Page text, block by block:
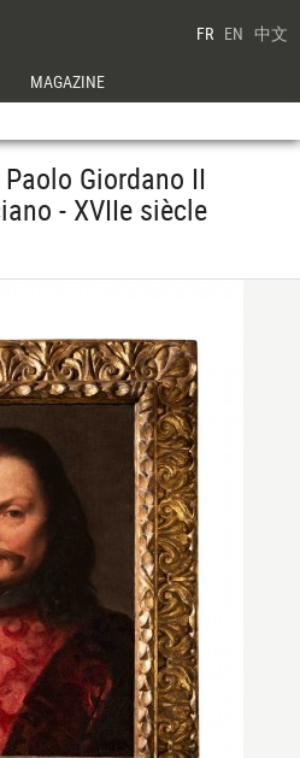
FR EN 中文
MAGAZINE
Giordano II
- XVIIe siècle